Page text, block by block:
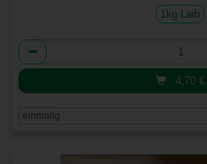
1kg Laib
Anzahl
4,70 €